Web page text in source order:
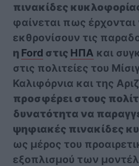
πινακίδες
φαίνεται πως έρχονται
εκθρονίσουν τις
η Ford στις ΗΠΑ και
στις πολιτείες του
Καλιφόρνια και της
προσφέρει στους
δυνατότητα να
ψηφιακές πινακίδες
ως μέρος του
εξοπλισμού των